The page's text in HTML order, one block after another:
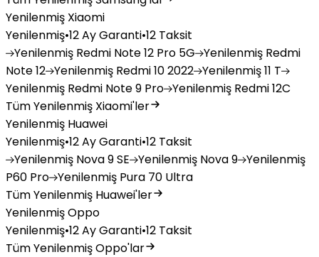
Yenilenmiş Xiaomi
Yenilenmiş•12 Ay Garanti•12 Taksit
Yenilenmiş Redmi Note 12 Pro 5G Yenilenmiş Redmi
Note 12 Yenilenmiş Redmi 10 2022 Yenilenmiş11 T
Yenilenmiş Redmi Note 9 Pro Yenilenmiş Redmi 12C
Tüm Yenilenmiş Xiaomi'ler
Yenilenmiş Huawei
Yenilenmiş•12 Ay Garanti•12 Taksit
Yenilenmiş Nova 9 SE Yenilenmiş Nova 9 Yenilenmiş
P60 Pro Yenilenmiş Pura 70 Ultra
Tüm Yenilenmiş Huawei'ler
Yenilenmiş Oppo
Yenilenmiş•12 Ay Garanti•12 Taksit
Tüm Yenilenmiş Oppo'lar